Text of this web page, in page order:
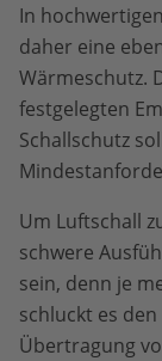
In
daher eine
Wärmeschutz.
festgelegten
Schallschutz
Um Luftschall
schwere
sein, denn je
schluckt es
Übertragung